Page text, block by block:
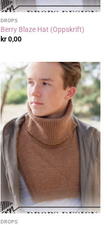
DROPS
Berry Blaze Hat (Oppskrift)
kr0,00
DROPS